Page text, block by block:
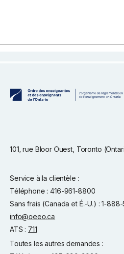
101, rue Bloor Ouest, Toronto
Service à la clientèle :
Téléphone : 416-961-8800
Sans frais (Canada et É.-U.) : 1-
info@oeeo.ca
ATS : 711
Toutes les autres demandes :